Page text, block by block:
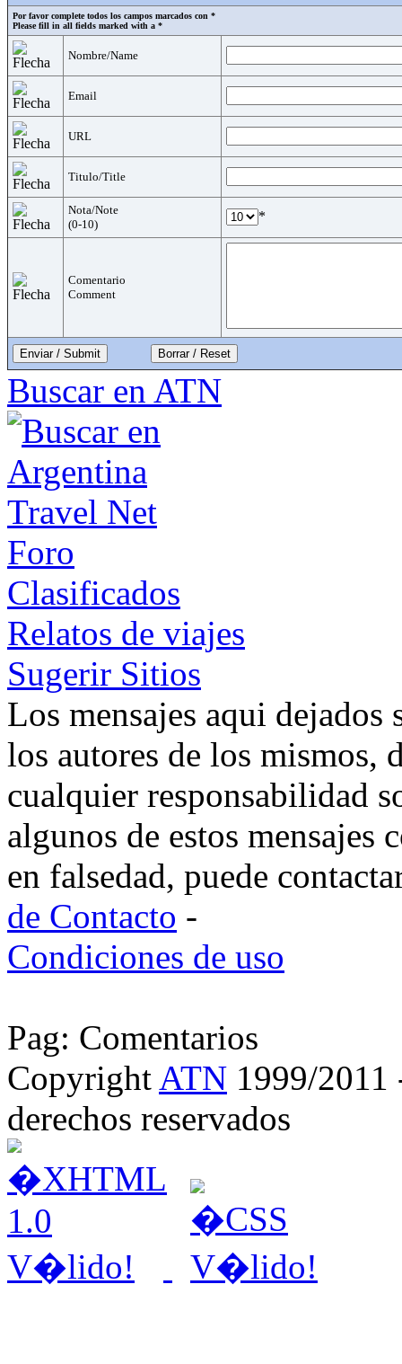
Por favor complete todos los campos marcados con *
Please fill in all fields marked with a *
Nombre/Name
Email
URL
Titulo/Title
Nota/Note
(0-10)
*
Comentario
Comment
Enviar / Submit
Buscar en ATN
Foro
Clasificados
Relatos de viajes
Sugerir Sitios
Los mensajes aqui
los autores de los mismos,
cualquier responsabilidad
algunos de estos
en falsedad, puede
de Contacto -
Condiciones de uso
Pag: Comentarios
Copyright ATN 1999/2011
derechos reservados